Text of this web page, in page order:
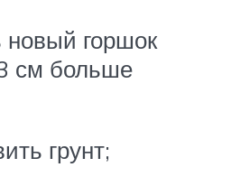
горшок
см больше
грунт;